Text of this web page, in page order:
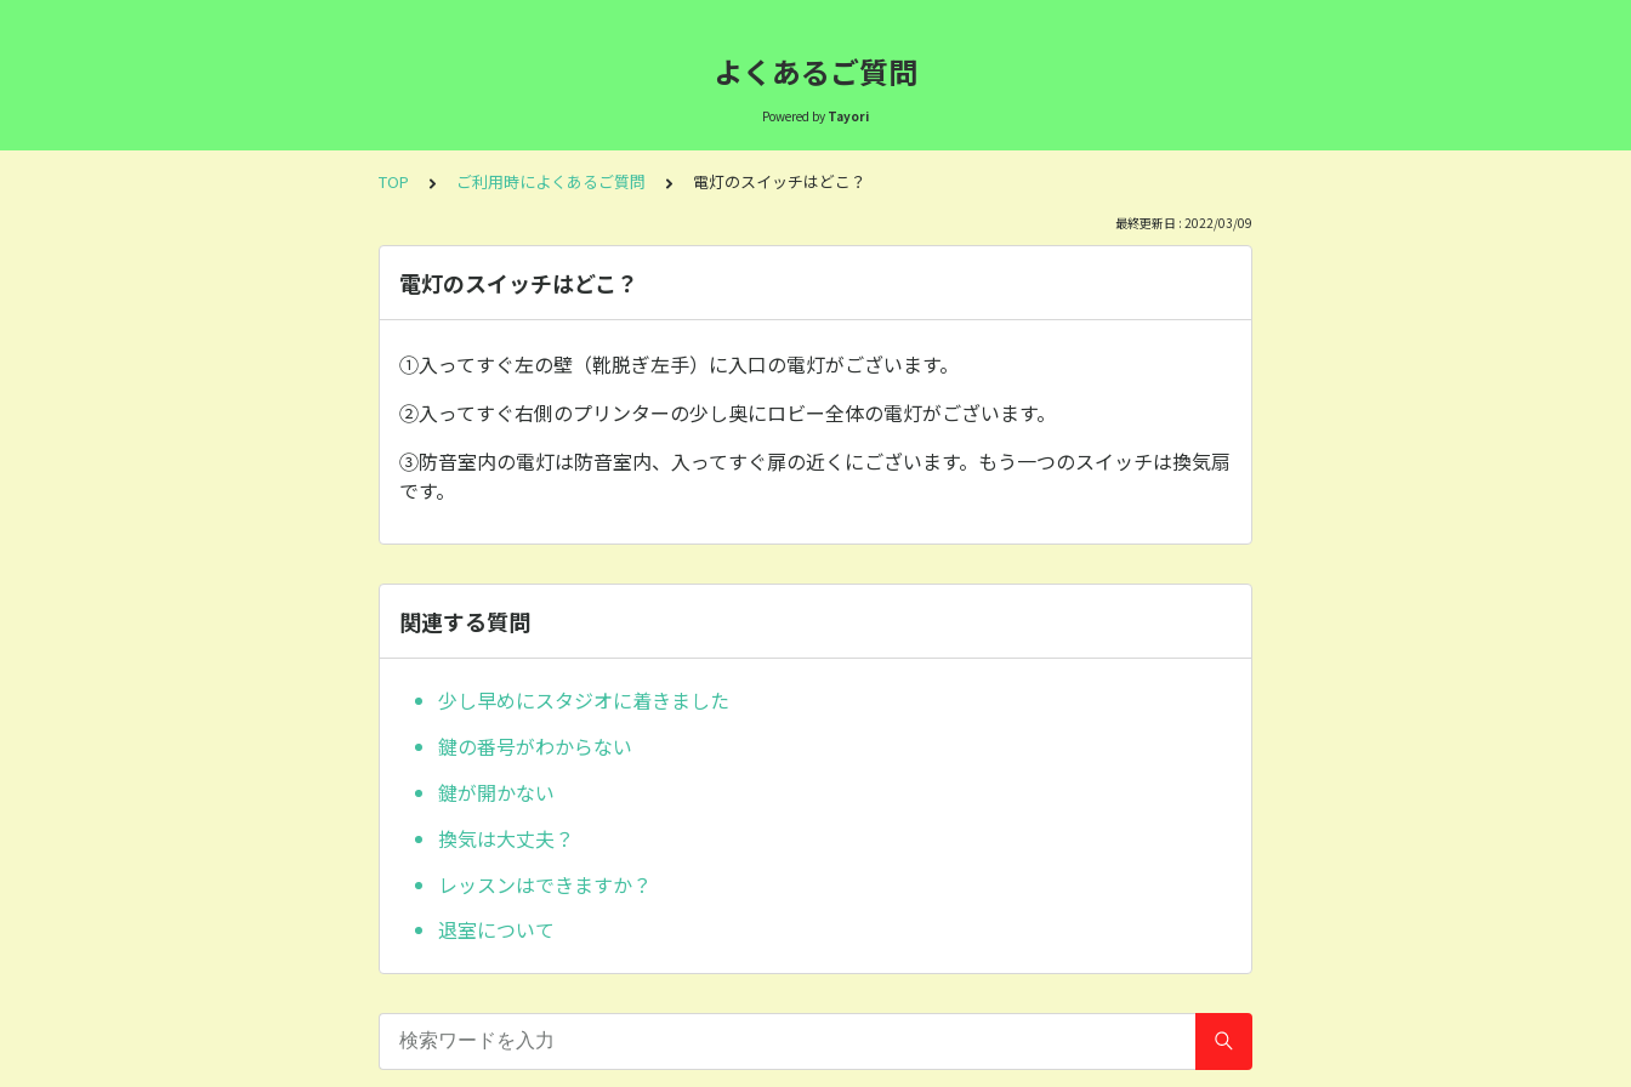
よくあるご質問
Powered by Tayori
TOP ご利用時によくあるご質問 電灯のスイッチはどこ？
最終更新日 : 2022/03/09
電灯のスイッチはどこ？
①入ってすぐ左の壁（靴脱ぎ左手）に入口の電灯がございます。
②入ってすぐ右側のプリンターの少し奥にロビー全体の電灯がございます。
③防音室内の電灯は防音室内、入ってすぐ扉の近くにございます。もう一つのスイッチは換気扇
です。
関連する質問
少し早めにスタジオに着きました
鍵の番号がわからない
鍵が開かない
換気は大丈夫？
レッスンはできますか？
退室について